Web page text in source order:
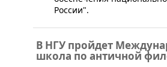
России".
В НГУ пройдет
школа по античной